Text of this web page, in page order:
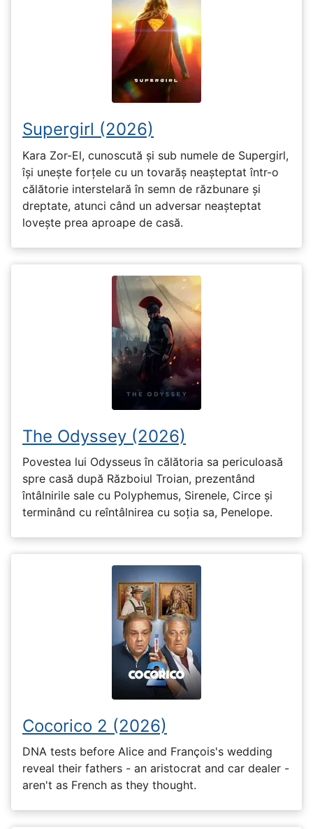
Supergirl (2026)
Kara Zor-El, cunoscută și sub numele de Supergirl,
își unește forțele cu un tovarăș neașteptat într-o
călătorie interstelară în semn de răzbunare și
dreptate, atunci când un adversar neașteptat
lovește prea aproape de casă.
The Odyssey (2026)
Povestea lui Odysseus în călătoria sa periculoasă
spre casă după Războiul Troian, prezentând
întâlnirile sale cu Polyphemus, Sirenele, Circe și
terminând cu reîntâlnirea cu soția sa, Penelope.
Cocorico 2 (2026)
DNA tests before Alice and François's wedding
reveal their fathers - an aristocrat and car dealer -
aren't as French as they thought.